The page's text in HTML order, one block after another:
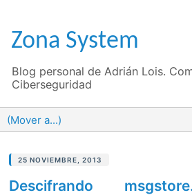
Zona System
Blog personal de Adrián Lois.
Ciberseguridad
25 NOVIEMBRE, 2013
Descifrando